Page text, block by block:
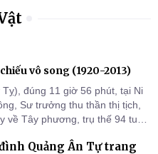
vô song (1920-2013)
đúng 11 giờ 56 phút, tại Ni
Sư trưởng thu thần thị tịch,
về Tây phương, trụ thế 94 tuổi
Quảng Ân Tự trang